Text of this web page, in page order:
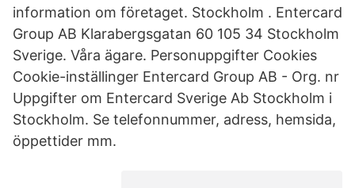
information om företaget. Stockholm . Entercard
Group AB Klarabergsgatan 60 105 34 Stockholm
Sverige. Våra ägare. Personuppgifter Cookies
Cookie-inställinger Entercard Group AB - Org. nr
Uppgifter om Entercard Sverige Ab Stockholm i
Stockholm. Se telefonnummer, adress, hemsida,
öppettider mm.